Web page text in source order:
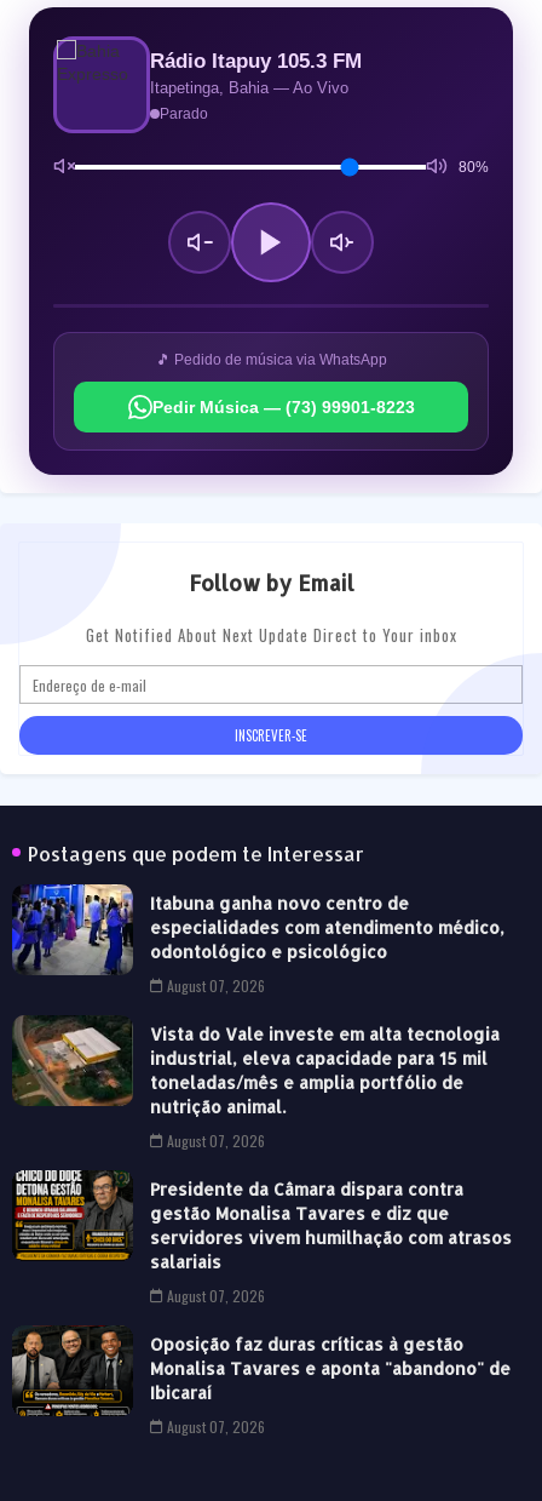
Rádio Itapuy 105.3 FM
Itapetinga, Bahia — Ao Vivo
Parado
80%
🎵 Pedido de música via WhatsApp
Pedir Música — (73) 99901-8223
Follow by Email
Get Notified About Next Update Direct to Your inbox
Postagens que podem te Interessar
Itabuna ganha novo centro de
especialidades com atendimento médico,
odontológico e psicológico
August 07, 2026
Vista do Vale investe em alta tecnologia
industrial, eleva capacidade para 15 mil
toneladas/mês e amplia portfólio de
nutrição animal.
August 07, 2026
Presidente da Câmara dispara contra
gestão Monalisa Tavares e diz que
servidores vivem humilhação com atrasos
salariais
August 07, 2026
Oposição faz duras críticas à gestão
Monalisa Tavares e aponta "abandono" de
Ibicaraí
August 07, 2026